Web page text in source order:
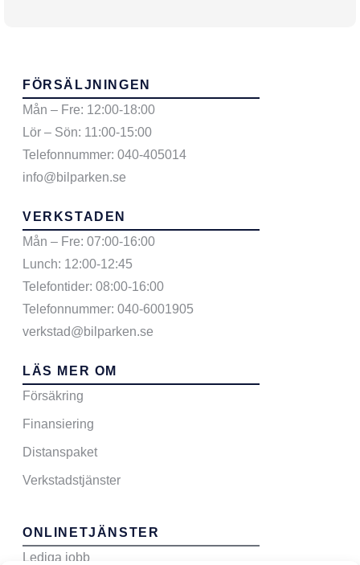
FÖRSÄLJNINGEN
Mån – Fre: 12:00-18:00
Lör – Sön: 11:00-15:00
Telefonnummer: 040-405014
info@bilparken.se
VERKSTADEN
Mån – Fre: 07:00-16:00
Lunch: 12:00-12:45
Telefontider: 08:00-16:00
Telefonnummer: 040-6001905
verkstad@bilparken.se
LÄS MER OM
Försäkring
Finansiering
Distanspaket
Verkstadstjänster
ONLINETJÄNSTER
Lediga jobb